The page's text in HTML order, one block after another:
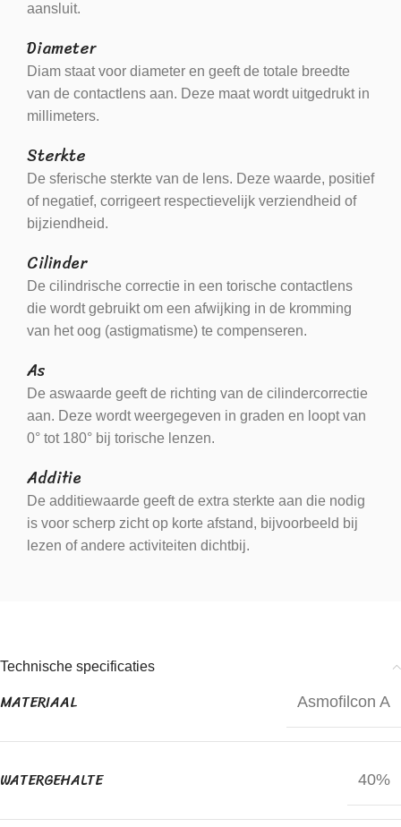
aansluit.
Diameter
Diam staat voor diameter en geeft de totale breedte
van de contactlens aan. Deze maat wordt uitgedrukt in
millimeters.
Sterkte
De sferische sterkte van de lens. Deze waarde, positief
of negatief, corrigeert respectievelijk verziendheid of
bijziendheid.
Cilinder
De cilindrische correctie in een torische contactlens
die wordt gebruikt om een afwijking in de kromming
van het oog (astigmatisme) te compenseren.
As
De aswaarde geeft de richting van de cilindercorrectie
aan. Deze wordt weergegeven in graden en loopt van
0° tot 180° bij torische lenzen.
Additie
De additiewaarde geeft de extra sterkte aan die nodig
is voor scherp zicht op korte afstand, bijvoorbeeld bij
lezen of andere activiteiten dichtbij.
Technische specificaties
MATERIAAL Asmofilcon A
WATERGEHALTE 40%